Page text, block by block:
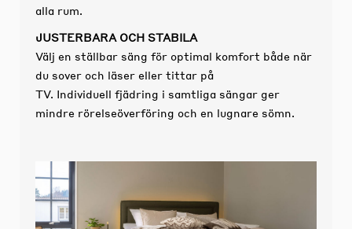
alla rum.
JUSTERBARA OCH STABILA
Välj en ställbar säng för optimal komfort både när
du sover och läser eller tittar på
TV. Individuell fjädring i samtliga sängar ger
mindre rörelseöverföring och en lugnare sömn.